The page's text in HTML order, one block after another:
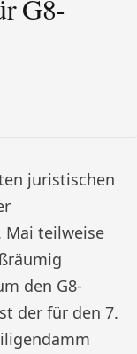
G8-
juristischen
Mai teilweise
den G8-
der für den 7.